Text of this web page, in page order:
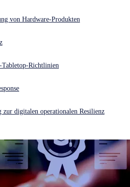
Sie Sofort-Hilfe an
von Hardware-Produkten
Tabletop-Richtlinien
zur digitalen operationalen Resilienz
Professional Badge noch schneller
kostenlos, und Sie benötigen
Quick Start“ und einen